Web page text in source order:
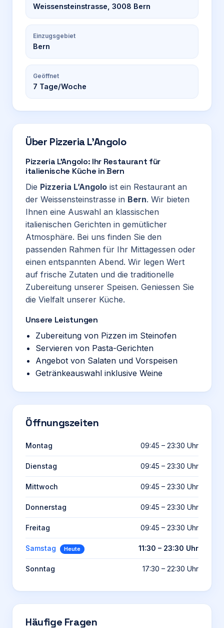
Weissensteinstrasse, 3008 Bern
Einzugsgebiet
Bern
Geöffnet
7 Tage/Woche
Über Pizzeria L’Angolo
Pizzeria L’Angolo: Ihr Restaurant für
italienische Küche in Bern
Die Pizzeria L’Angolo ist ein Restaurant an
der Weissensteinstrasse in Bern. Wir bieten
Ihnen eine Auswahl an klassischen
italienischen Gerichten in gemütlicher
Atmosphäre. Bei uns finden Sie den
passenden Rahmen für Ihr Mittagessen oder
einen entspannten Abend. Wir legen Wert
auf frische Zutaten und die traditionelle
Zubereitung unserer Speisen. Geniessen Sie
die Vielfalt unserer Küche.
Unsere Leistungen
Zubereitung von Pizzen im Steinofen
Servieren von Pasta-Gerichten
Angebot von Salaten und Vorspeisen
Getränkeauswahl inklusive Weine
Öffnungszeiten
Montag 09:45 – 23:30 Uhr
Dienstag 09:45 – 23:30 Uhr
Mittwoch 09:45 – 23:30 Uhr
Donnerstag 09:45 – 23:30 Uhr
Freitag 09:45 – 23:30 Uhr
Samstag Heute 11:30 – 23:30 Uhr
Sonntag 17:30 – 22:30 Uhr
Häufige Fragen